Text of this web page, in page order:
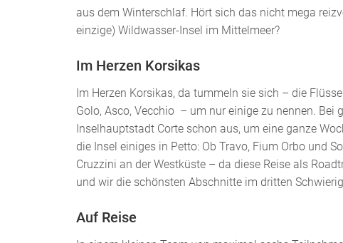
aus dem Winterschlaf. Hört sich das nicht mega
einzige) Wildwasser-Insel im Mittelmeer?
Im Herzen Korsikas
Im Herzen Korsikas, da tummeln sie sich – die
Golo, Asco, Vecchio – um nur einige zu nennen.
Inselhauptstadt Corte schon aus, um eine ganze
die Insel einiges in Petto: Ob Travo, Fium Orbo und
Cruzzini an der Westküste – da diese Reise als
und wir die schönsten Abschnitte im dritten
Auf Reise